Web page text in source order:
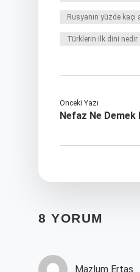
Rusyanın yüzde kaçı
Türklerin ilk dini nedir
Önceki Yazı
Nefaz Ne Demek
8 YORUM
Mazlum Ertaş